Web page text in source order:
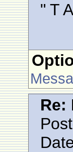
" T
Re: